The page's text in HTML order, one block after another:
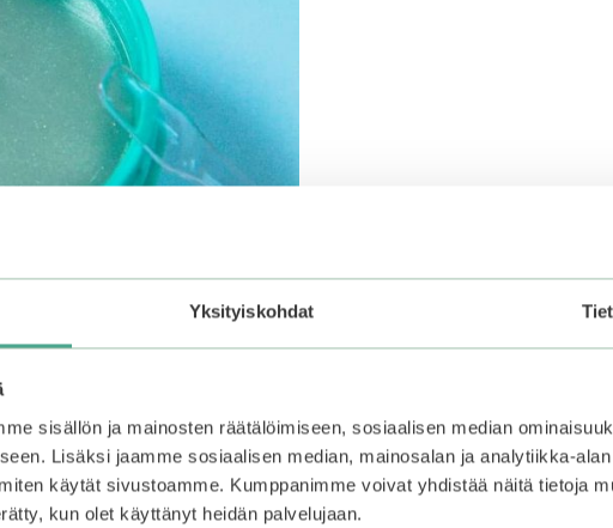
Yksityiskohdat
sisällön ja mainosten räätälöimiseen, sosiaalisen median
Lisäksi jaamme sosiaalisen median, mainosalan ja analytiikka-alan
käytät sivustoamme. Kumppanimme voivat yhdistää näitä tietoja
kun olet käyttänyt heidän palvelujaan.
kosteuden ihoon. Tehokosteuttavan hyaluronihapon lisäksi
kollageenia.
ihon kosteutta, pehmeyttä ja kirkkautta.